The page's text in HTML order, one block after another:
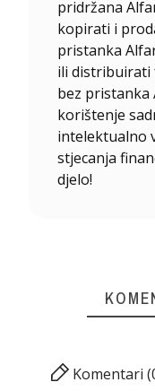
pridržana
kopirati i
pristanka
ili distribuirati
bez pristanka
korištenje
intelektualno
stjecanja
djelo!
Komentari